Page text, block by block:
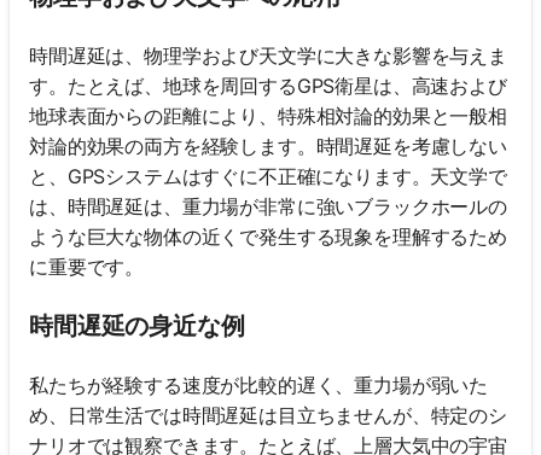
時間遅延は、物理学および天文学に大きな影響を与えま
す。たとえば、地球を周回するGPS衛星は、高速および
地球表面からの距離により、特殊相対論的効果と一般相
対論的効果の両方を経験します。時間遅延を考慮しない
と、GPSシステムはすぐに不正確になります。天文学で
は、時間遅延は、重力場が非常に強いブラックホールの
ような巨大な物体の近くで発生する現象を理解するため
に重要です。
時間遅延の身近な例
私たちが経験する速度が比較的遅く、重力場が弱いた
め、日常生活では時間遅延は目立ちませんが、特定のシ
ナリオでは観察できます。たとえば、上層大気中の宇宙